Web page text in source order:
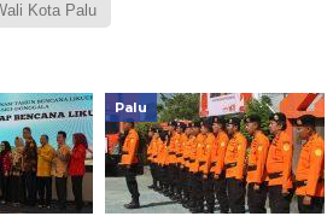
Kota Palu
Palu